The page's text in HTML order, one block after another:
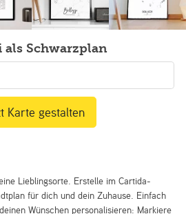
als Schwarzplan
Lieblingsorte. Erstelle im Cartida-
für dich und dein Zuhause. Einfach
Wünschen personalisieren: Markiere
Karte gestalten